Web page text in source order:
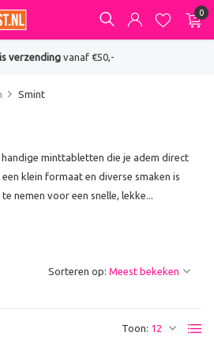
0
verzendingvanaf €50,-
Smint
minttabletten die je adem direct
klein formaat en diverse smaken is
nemen voor een snelle, lekke...
Toon:
Sorteren op: